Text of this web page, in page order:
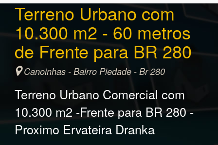
Terreno Urbano com
10.300 m2 - 60 metros
de Frente para BR 280
Canoinhas - Bairro Piedade - Br 280
Terreno Urbano Comercial com
10.300 m2 -Frente para BR 280 -
Proximo Ervateira Dranka